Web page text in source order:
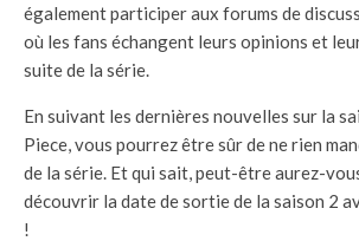
également participer aux forums de
où les fans échangent leurs opinions et
suite de la série.
En suivant les dernières nouvelles sur la
Piece, vous pourrez être sûr de ne rien
de la série. Et qui sait, peut-être aurez-
découvrir la date de sortie de la saison 2
!